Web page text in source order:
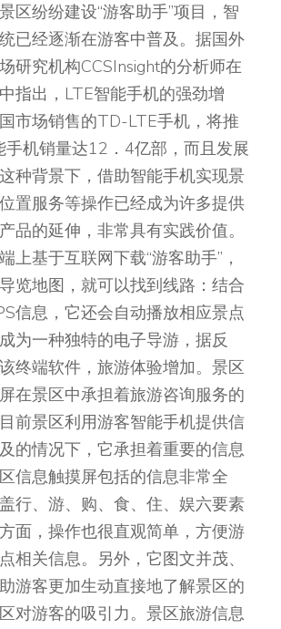
区纷纷建设“游客助手”项目，智
已经逐渐在游客中普及。据国外
研究机构CCSInsight的分析师在
指出，LTE智能手机的强劲增
市场销售的TD-LTE手机，将推
机销量达12．4亿部，而且发展
种背景下，借助智能手机实现景
置服务等操作已经成为许多提供
品的延伸，非常具有实践价值。
上基于互联网下载“游客助手”，
览地图，就可以找到线路：结合
信息，它还会自动播放相应景点
为一种独特的电子导游，据反
终端软件，旅游体验增加。景区
在景区中承担着旅游咨询服务的
前景区利用游客智能手机提供信
的情况下，它承担着重要的信息
信息触摸屏包括的信息非常全
行、游、购、食、住、娱六要素
面，操作也很直观简单，方便游
相关信息。另外，它图文并茂、
游客更加生动直接地了解景区的
对游客的吸引力。景区旅游信息